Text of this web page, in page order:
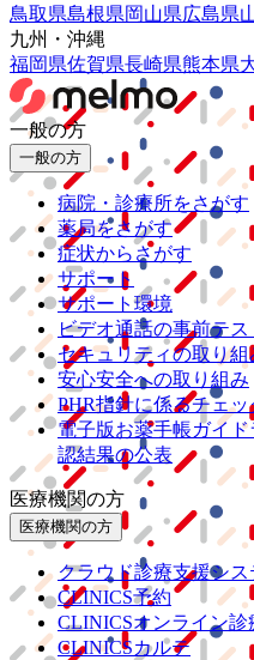
鳥取県島根県岡山県広島県
九州・沖縄
福岡県佐賀県長崎県熊本県
一般の方
一般の方
病院・診療所をさがす
薬局をさがす
症状からさがす
サポート
サポート環境
ビデオ通話の事前テス
セキュリティの取り組
安心安全への取り組み
PHR指針に係るチェ
電子版お薬手帳ガイ
認結果の公表
医療機関の方
医療機関の方
クラウド診療支援シス
CLINICS予約
CLINICSオンライン診
CLINICSカルテ